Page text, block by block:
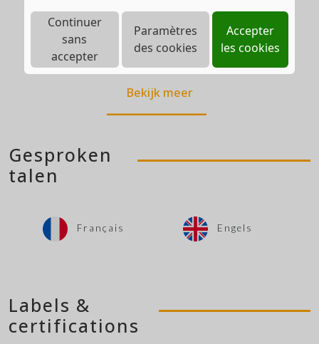
Continuer
sans
accepter
Paramètres
des cookies
Accepter
les cookies
Bekijk meer
Gesproken
talen
Français Engels
Labels &
certifications